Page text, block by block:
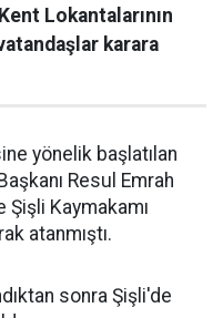
Lokantalarının
karara
yönelik başlatılan
Resul Emrah
Şişli Kaymakamı
atanmıştı.
sonra Şişli'de